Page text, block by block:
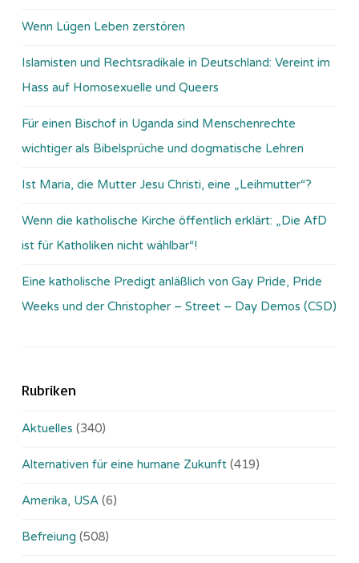
Wenn Lügen Leben zerstören
Islamisten und Rechtsradikale in Deutschland: Vereint im
Hass auf Homosexuelle und Queers
Für einen Bischof in Uganda sind Menschenrechte
wichtiger als Bibelsprüche und dogmatische Lehren
Ist Maria, die Mutter Jesu Christi, eine „Leihmutter“?
Wenn die katholische Kirche öffentlich erklärt: „Die AfD
ist für Katholiken nicht wählbar“!
Eine katholische Predigt anläßlich von Gay Pride, Pride
Weeks und der Christopher – Street – Day Demos (CSD)
Rubriken
Aktuelles (340)
Alternativen für eine humane Zukunft (419)
Amerika, USA (6)
Befreiung (508)